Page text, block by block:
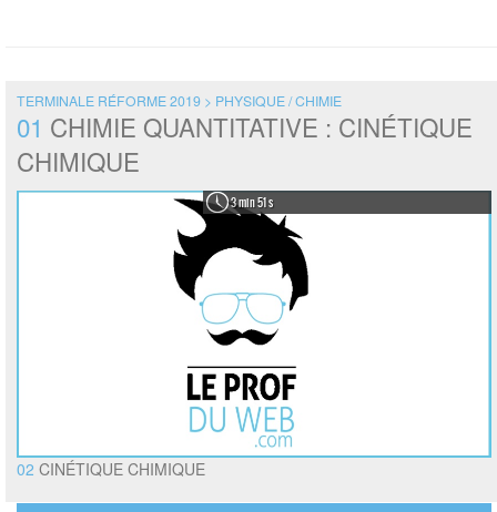
TERMINALE RÉFORME 2019 > PHYSIQUE / CHIMIE
01 CHIMIE QUANTITATIVE : CINÉTIQUE
CHIMIQUE
3 min 51 s
02 CINÉTIQUE CHIMIQUE